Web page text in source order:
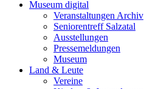
Museum digital
Veranstaltungen Archiv
Seniorentreff Salzatal
Ausstellungen
Pressemeldungen
Museum
Land & Leute
Vereine